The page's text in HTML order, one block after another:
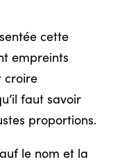
cette
empreints
croire
faut savoir
proportions.
le nom et la